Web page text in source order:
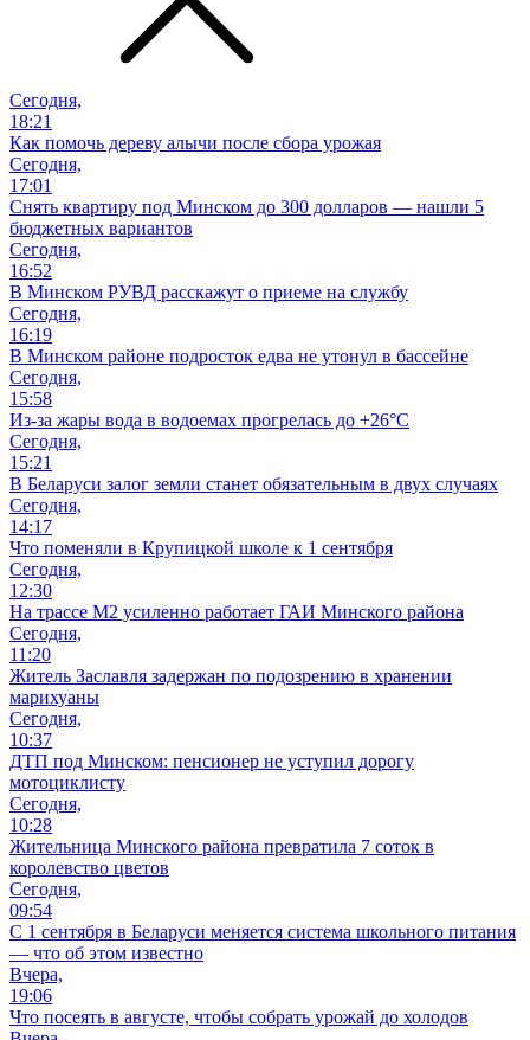
Сегодня,
18:21
Как помочь дереву алычи после сбора урожая
Сегодня,
17:01
Снять квартиру под Минском до 300 долларов — нашли 5
бюджетных вариантов
Сегодня,
16:52
В Минском РУВД расскажут о приеме на службу
Сегодня,
16:19
В Минском районе подросток едва не утонул в бассейне
Сегодня,
15:58
Из-за жары вода в водоемах прогрелась до +26°C
Сегодня,
15:21
В Беларуси залог земли станет обязательным в двух случаях
Сегодня,
14:17
Что поменяли в Крупицкой школе к 1 сентября
Сегодня,
12:30
На трассе М2 усиленно работает ГАИ Минского района
Сегодня,
11:20
Житель Заславля задержан по подозрению в хранении
марихуаны
Сегодня,
10:37
ДТП под Минском: пенсионер не уступил дорогу
мотоциклисту
Сегодня,
10:28
Жительница Минского района превратила 7 соток в
королевство цветов
Сегодня,
09:54
С 1 сентября в Беларуси меняется система школьного питания
— что об этом известно
Вчера,
19:06
Что посеять в августе, чтобы собрать урожай до холодов